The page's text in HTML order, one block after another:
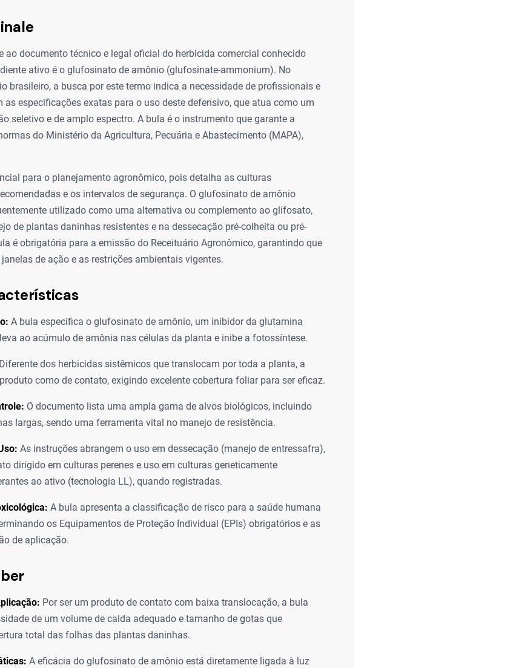
ao documento técnico e legal oficial do herbicida comercial conhecido
ativo é o glufosinato de amônio (glufosinate-ammonium). No
brasileiro, a busca por este termo indica a necessidade de profissionais e
as especificações exatas para o uso deste defensivo, que atua como um
seletivo e de amplo espectro. A bula é o instrumento que garante a
do Ministério da Agricultura, Pecuária e Abastecimento (MAPA),
para o planejamento agronômico, pois detalha as culturas
e os intervalos de segurança. O glufosinato de amônio
utilizado como uma alternativa ou complemento ao glifosato,
de plantas daninhas resistentes e na dessecação pré-colheita ou pré-
é obrigatória para a emissão do Receituário Agronômico, garantindo que
de ação e as restrições ambientais vigentes.
A bula especifica o glufosinato de amônio, um inibidor da glutamina
ao acúmulo de amônia nas células da planta e inibe a fotossíntese.
Diferente dos herbicidas sistêmicos que translocam por toda a planta, a
como de contato, exigindo excelente cobertura foliar para ser eficaz.
O documento lista uma ampla gama de alvos biológicos, incluindo
largas, sendo uma ferramenta vital no manejo de resistência.
As instruções abrangem o uso em dessecação (manejo de entressafra),
dirigido em culturas perenes e uso em culturas geneticamente
ao ativo (tecnologia LL), quando registradas.
A bula apresenta a classificação de risco para a saúde humana
os Equipamentos de Proteção Individual (EPIs) obrigatórios e as
de aplicação.
Por ser um produto de contato com baixa translocação, a bula
de um volume de calda adequado e tamanho de gotas que
total das folhas das plantas daninhas.
A eficácia do glufosinato de amônio está diretamente ligada à luz